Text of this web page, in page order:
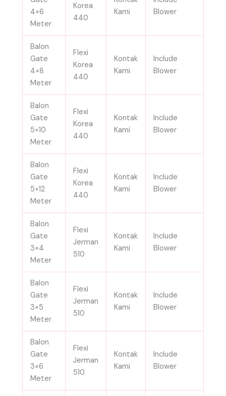
4×6
Meter
Korea
440
Kami
Blower
Balon
Gate
4×8
Meter
Flexi
Korea
440
Kontak
Kami
Include
Blower
Balon
Gate
5×10
Meter
Flexi
Korea
440
Kontak
Kami
Include
Blower
Balon
Gate
5×12
Meter
Flexi
Korea
440
Kontak
Kami
Include
Blower
Balon
Gate
3×4
Meter
Flexi
Jerman
510
Kontak
Kami
Include
Blower
Balon
Gate
3×5
Meter
Flexi
Jerman
510
Kontak
Kami
Include
Blower
Balon
Gate
3×6
Meter
Flexi
Jerman
510
Kontak
Kami
Include
Blower